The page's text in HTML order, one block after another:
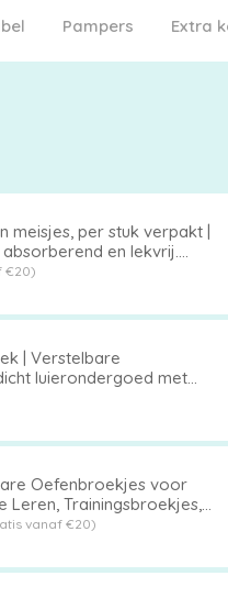
Pampers Extra
meisjes, per stuk verpakt |
en lekvrij.
voor kinderen van 1 t/m 5
€20)
| Verstelbare
luierondergoed met
Oefenbroekjes voor
Trainingsbroekjes,
Yvanaf €20)